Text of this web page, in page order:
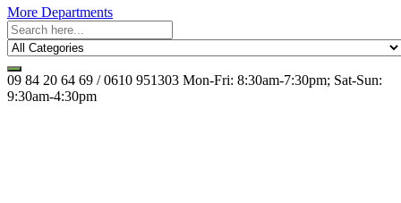
More Departments
09 84 20 64 69 / 0610 951303 Mon-Fri: 8:30am-7:30pm; Sat-Sun:
9:30am-4:30pm